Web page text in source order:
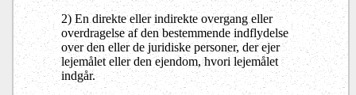
2) En direkte eller indirekte overgang eller
overdragelse af den bestemmende indflydelse
over den eller de juridiske personer, der ejer
lejemålet eller den ejendom, hvori lejemålet
indgår.